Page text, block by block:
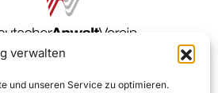
verwalten
und unseren Service zu optimieren.
Zur DAV Webseite